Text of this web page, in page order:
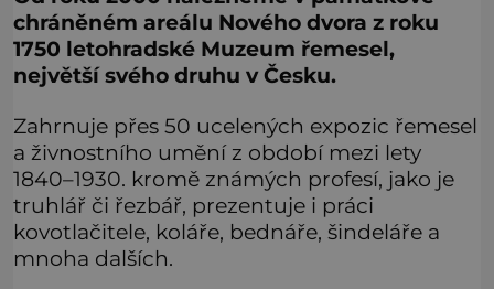
chráněném areálu Nového dvora z roku
1750 letohradské Muzeum řemesel,
největší svého druhu v Česku.
Zahrnuje přes 50 ucelených expozic řemesel
a živnostního umění z období mezi lety
1840–1930. kromě známých profesí, jako je
truhlář či řezbář, prezentuje i práci
kovotlačitele, koláře, bednáře, šindeláře a
mnoha dalších.